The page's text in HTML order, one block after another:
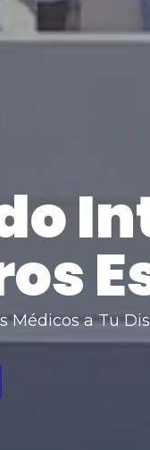
Médicos a Tu